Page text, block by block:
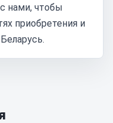
нами, чтобы
приобретения и